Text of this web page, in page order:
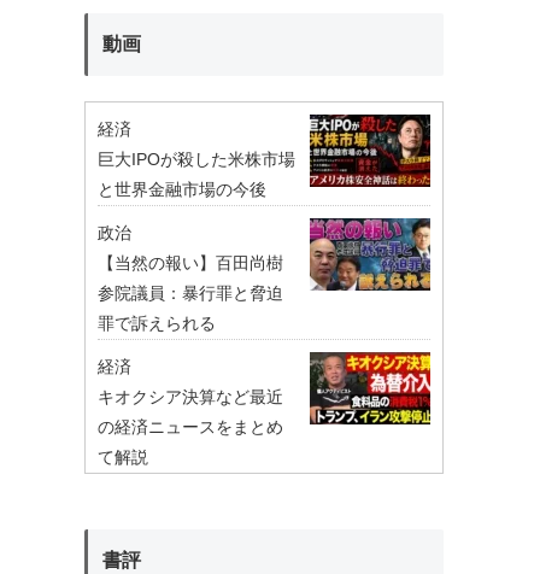
動画
経済
巨大IPOが殺した米株市場
と世界金融市場の今後
政治
【当然の報い】百田尚樹
参院議員：暴行罪と脅迫
罪で訴えられる
経済
キオクシア決算など最近
の経済ニュースをまとめ
て解説
書評